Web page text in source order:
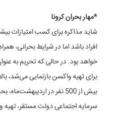
*مهار بحران کرونا
شاید مذاکره برای کسب امتیازات
افراد باشد اما در شرایط بحرانی،
خواهد بود. در حالی که تحریم به
برای تهیه واکسن بازنمایی می‌شد،
بیش از 500 نفر در
سرمایه اجتماعی دولت مستقر، تهیه